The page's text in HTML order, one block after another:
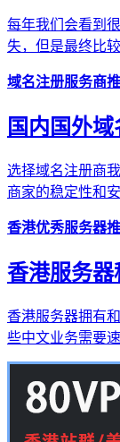
每年我们会看到
失，但是最终比
域名注册服务商
国内国外
选择域名注册商
商家的稳定性和
香港优秀服务器
香港服务器
香港服务器拥有
些中文业务需要